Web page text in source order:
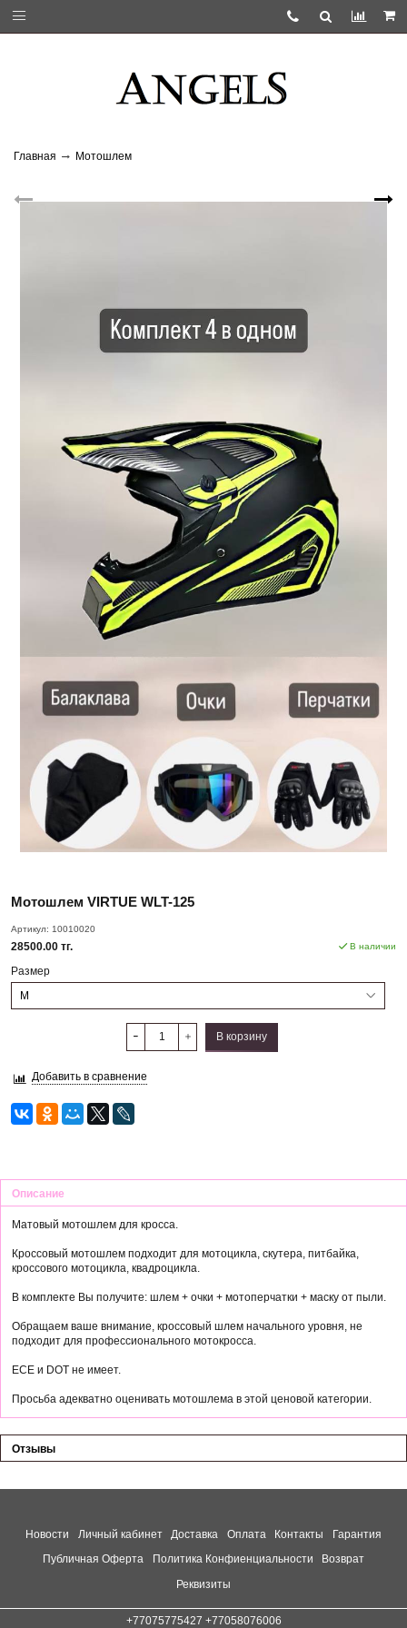
Главная Мотошлем
Мотошлем VIRTUE WLT-125
Артикул: 10010020
28500.00 тг. В наличии
Размер
В корзину
Добавить в сравнение
Описание
Матовый мотошлем для кросса.
Кроссовый мотошлем подходит для мотоцикла, скутера, питбайка,
кроссового мотоцикла, квадроцикла.
В комплекте Вы получите: шлем + очки + мотоперчатки + маску от пыли.
Обращаем ваше внимание, кроссовый шлем начального уровня, не
подходит для профессионального мотокросса.
ECE и DOT не имеет.
Просьба адекватно оценивать мотошлема в этой ценовой категории.
Отзывы
Новости Личный кабинет Доставка Оплата Контакты
Гарантия
Публичная Оферта
Политика Конфиенциальности
Возврат
Реквизиты
+77075775427 +77058076006